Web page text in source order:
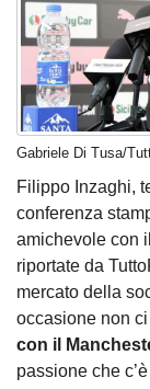
Gabriele Di Tusa/
Filippo Inzaghi,
conferenza
amichevole con
riportate da
mercato della
occasione non
con il
passione che